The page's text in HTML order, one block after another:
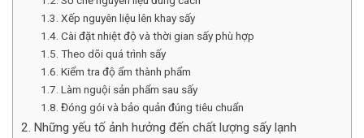
Xếp nguyên liệu lên khay sấy
Cài đặt nhiệt độ và thời gian sấy phù hợp
Theo dõi quá trình sấy
Kiểm tra độ ẩm thành phẩm
Làm nguội sản phẩm sau sấy
Đóng gói và bảo quản đúng tiêu chuẩn
Những yếu tố ảnh hưởng đến chất lượng sấy lạnh